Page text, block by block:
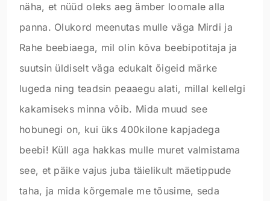
näha, et nüüd oleks aeg ämber loomale alla
panna. Olukord meenutas mulle väga Mirdi ja
Rahe beebiaega, mil olin kõva beebipotitaja ja
suutsin üldiselt väga edukalt õigeid märke
lugeda ning teadsin peaaegu alati, millal kellelgi
kakamiseks minna võib. Mida muud see
hobunegi on, kui üks 400kilone kapjadega
beebi! Küll aga hakkas mulle muret valmistama
see, et päike vajus juba täielikult mäetippude
taha, ja mida kõrgemale me tõusime, seda